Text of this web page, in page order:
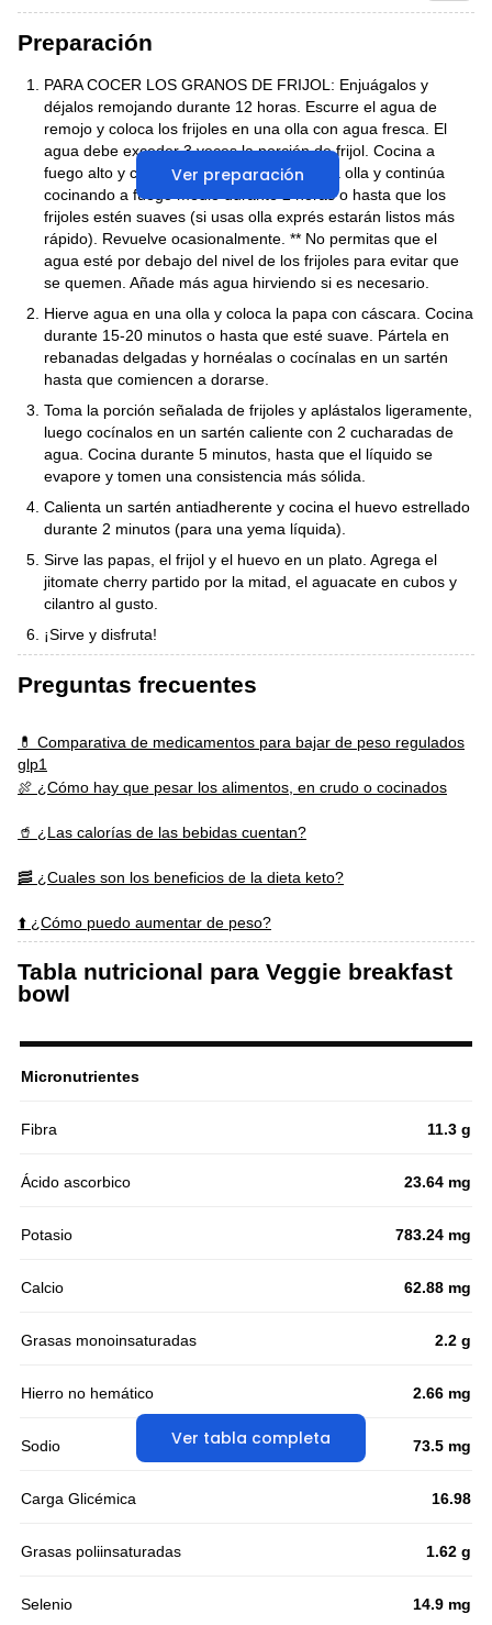
Ver preparación
Preparación
PARA COCER LOS GRANOS DE FRIJOL: Enjuágalos y
déjalos remojando durante 12 horas. Escurre el agua de
remojo y coloca los frijoles en una olla con agua fresca. El
agua debe exceder 3 veces la porción de frijol. Cocina a
fuego alto y cuando hierva el agua, tapa la olla y continúa
cocinando a fuego medio durante 2 horas o hasta que los
frijoles estén suaves (si usas olla exprés estarán listos más
rápido). Revuelve ocasionalmente. ** No permitas que el
agua esté por debajo del nivel de los frijoles para evitar que
se quemen. Añade más agua hirviendo si es necesario.
Hierve agua en una olla y coloca la papa con cáscara. Cocina
durante 15-20 minutos o hasta que esté suave. Pártela en
rebanadas delgadas y hornéalas o cocínalas en un sartén
hasta que comiencen a dorarse.
Toma la porción señalada de frijoles y aplástalos ligeramente,
luego cocínalos en un sartén caliente con 2 cucharadas de
agua. Cocina durante 5 minutos, hasta que el líquido se
evapore y tomen una consistencia más sólida.
Calienta un sartén antiadherente y cocina el huevo estrellado
durante 2 minutos (para una yema líquida).
Sirve las papas, el frijol y el huevo en un plato. Agrega el
jitomate cherry partido por la mitad, el aguacate en cubos y
cilantro al gusto.
¡Sirve y disfruta!
Preguntas frecuentes
💊 Comparativa de medicamentos para bajar de peso regulados
glp1
🍖 ¿Cómo hay que pesar los alimentos, en crudo o cocinados
🥤 ¿Las calorías de las bebidas cuentan?
🥓 ¿Cuales son los beneficios de la dieta keto?
⬆️ ¿Cómo puedo aumentar de peso?
Tabla nutricional para Veggie breakfast
bowl
Ver tabla completa
Micronutrientes
Fibra 11.3 g
Ácido ascorbico 23.64 mg
Potasio 783.24 mg
Calcio 62.88 mg
Grasas monoinsaturadas 2.2 g
Hierro no hemático 2.66 mg
Sodio 73.5 mg
Carga Glicémica 16.98
Grasas poliinsaturadas 1.62 g
Selenio 14.9 mg